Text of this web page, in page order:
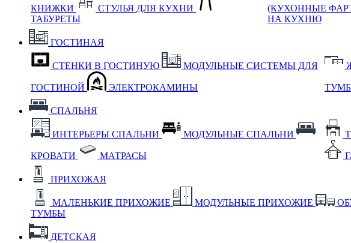
КНИЖКИ
СТУЛЬЯ ДЛЯ КУХНИ
ТАБУРЕТЫ
(КУХОННЫЕ
НА КУХНЮ
ГОСТИНАЯ
СТЕНКИ В ГОСТИНУЮ МОДУЛЬНЫЕ СИСТЕМЫ ДЛЯ
ГОСТИНОЙ ЭЛЕКТРОКАМИНЫ
СПАЛЬНЯ
ИНТЕРЬЕРЫ СПАЛЬНИ МОДУЛЬНЫЕ СПАЛЬНИ
КРОВАТИ МАТРАСЫ
ПРИХОЖАЯ
МАЛЕНЬКИЕ ПРИХОЖИЕ МОДУЛЬНЫЕ ПРИХОЖИЕ
ТУМБЫ
ДЕТСКАЯ